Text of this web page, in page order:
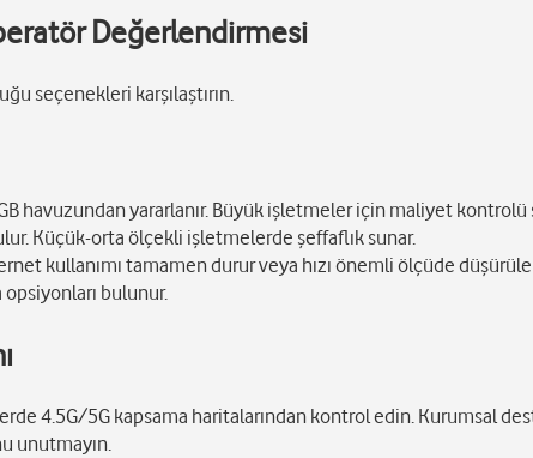
Değerlendirmesi
seçenekleri karşılaştırın.
havuzundan yararlanır. Büyük işletmeler için maliyet kontrolü
Küçük-orta ölçekli işletmelerde şeffaflık sunar.
kullanımı tamamen durur veya hızı önemli ölçüde
bulunur.
4.5G/5G kapsama haritalarından kontrol edin. Kurumsal
unutmayın.